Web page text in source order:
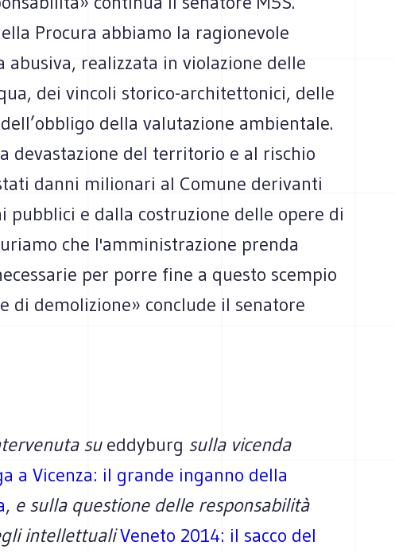
Procura abbiamo la ragionevole
abusiva, realizzata in violazione delle
dei vincoli storico-architettonici, delle
della valutazione ambientale.
devastazione del territorio e al rischio
danni milionari al Comune derivanti
pubblici e dalla costruzione delle opere di
che l'amministrazione prenda
per porre fine a questo scempio
di demolizione» conclude il senatore
su eddyburg sulla vicenda
a Vicenza: il grande inganno della
, e sulla questione delle responsabilità
intellettualiVeneto 2014: il sacco del